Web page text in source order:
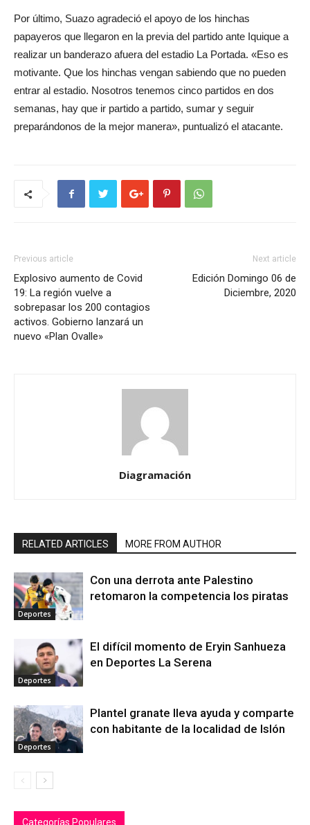
Por último, Suazo agradeció el apoyo de los hinchas
papayeros que llegaron en la previa del partido ante Iquique a
realizar un banderazo afuera del estadio La Portada. «Eso es
motivante. Que los hinchas vengan sabiendo que no pueden
entrar al estadio. Nosotros tenemos cinco partidos en dos
semanas, hay que ir partido a partido, sumar y seguir
preparándonos de la mejor manera», puntualizó el atacante.
Previous article
Explosivo aumento de Covid
19: La región vuelve a
sobrepasar los 200 contagios
activos. Gobierno lanzará un
nuevo «Plan Ovalle»
Next article
Edición Domingo 06 de
Diciembre, 2020
Diagramación
RELATED ARTICLES MORE FROM AUTHOR
Deportes
Con una derrota ante Palestino
retomaron la competencia los piratas
Deportes
El difícil momento de Eryin Sanhueza
en Deportes La Serena
Deportes
Plantel granate lleva ayuda y comparte
con habitante de la localidad de Islón
Categorías Populares